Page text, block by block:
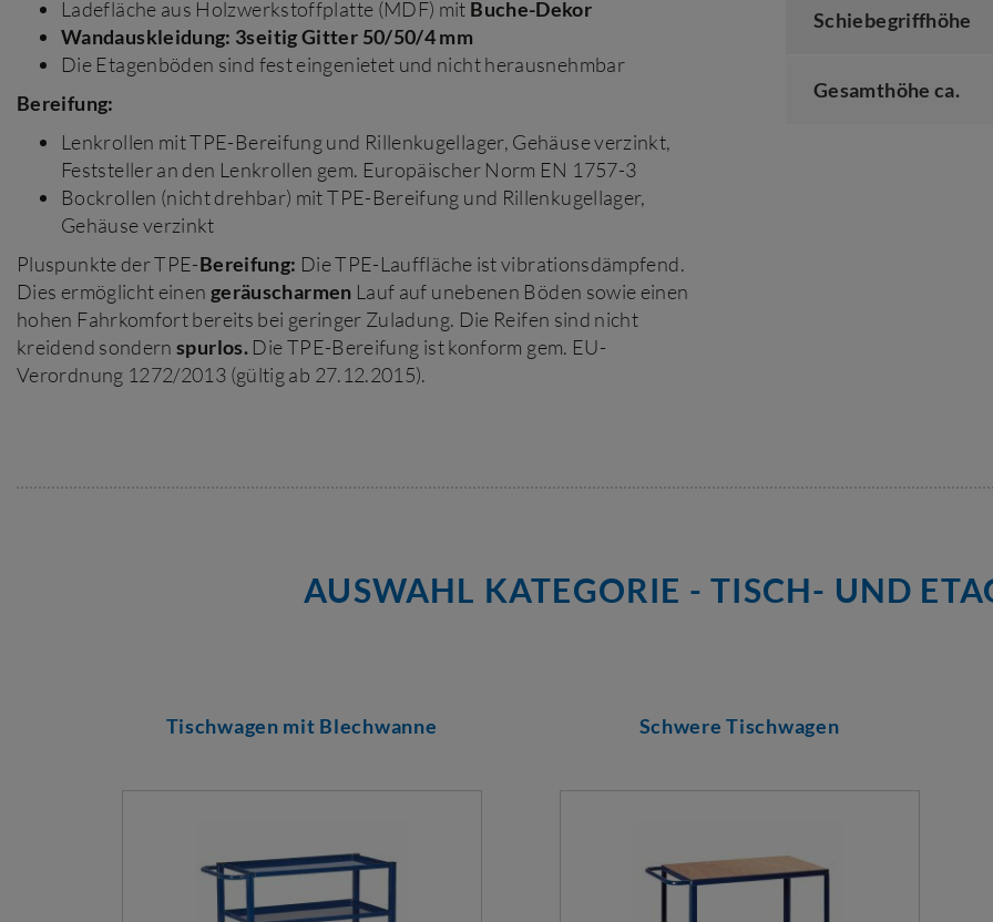
Ladefläche aus Holzwerkstoffplatte (MDF) mit Buche-Dekor
Wandauskleidung: 3seitig Gitter 50/50/4 mm
Die Etagenböden sind fest eingenietet und nicht herausnehmbar
Bereifung:
Lenkrollen mit TPE-Bereifung und Rillenkugellager, Gehäuse verzinkt,
Feststeller an den Lenkrollen gem. Europäischer Norm EN 1757-3
Bockrollen (nicht drehbar) mit TPE-Bereifung und Rillenkugellager,
Gehäuse verzinkt
Pluspunkte der TPE-Bereifung: Die TPE-Lauffläche ist vibrationsdämpfend.
Dies ermöglicht einen geräuscharmen Lauf auf unebenen Böden sowie einen
hohen Fahrkomfort bereits bei geringer Zuladung. Die Reifen sind nicht
kreidend sondernspurlos. Die TPE-Bereifung ist konform gem. EU-
Verordnung 1272/2013 (gültig ab 27.12.2015).
Schiebegriffhöhe
Gesamthöhe ca.
AUSWAHL KATEGORIE - TISCH- UND
Tischwagen mit Blechwanne Schwere Tischwagen